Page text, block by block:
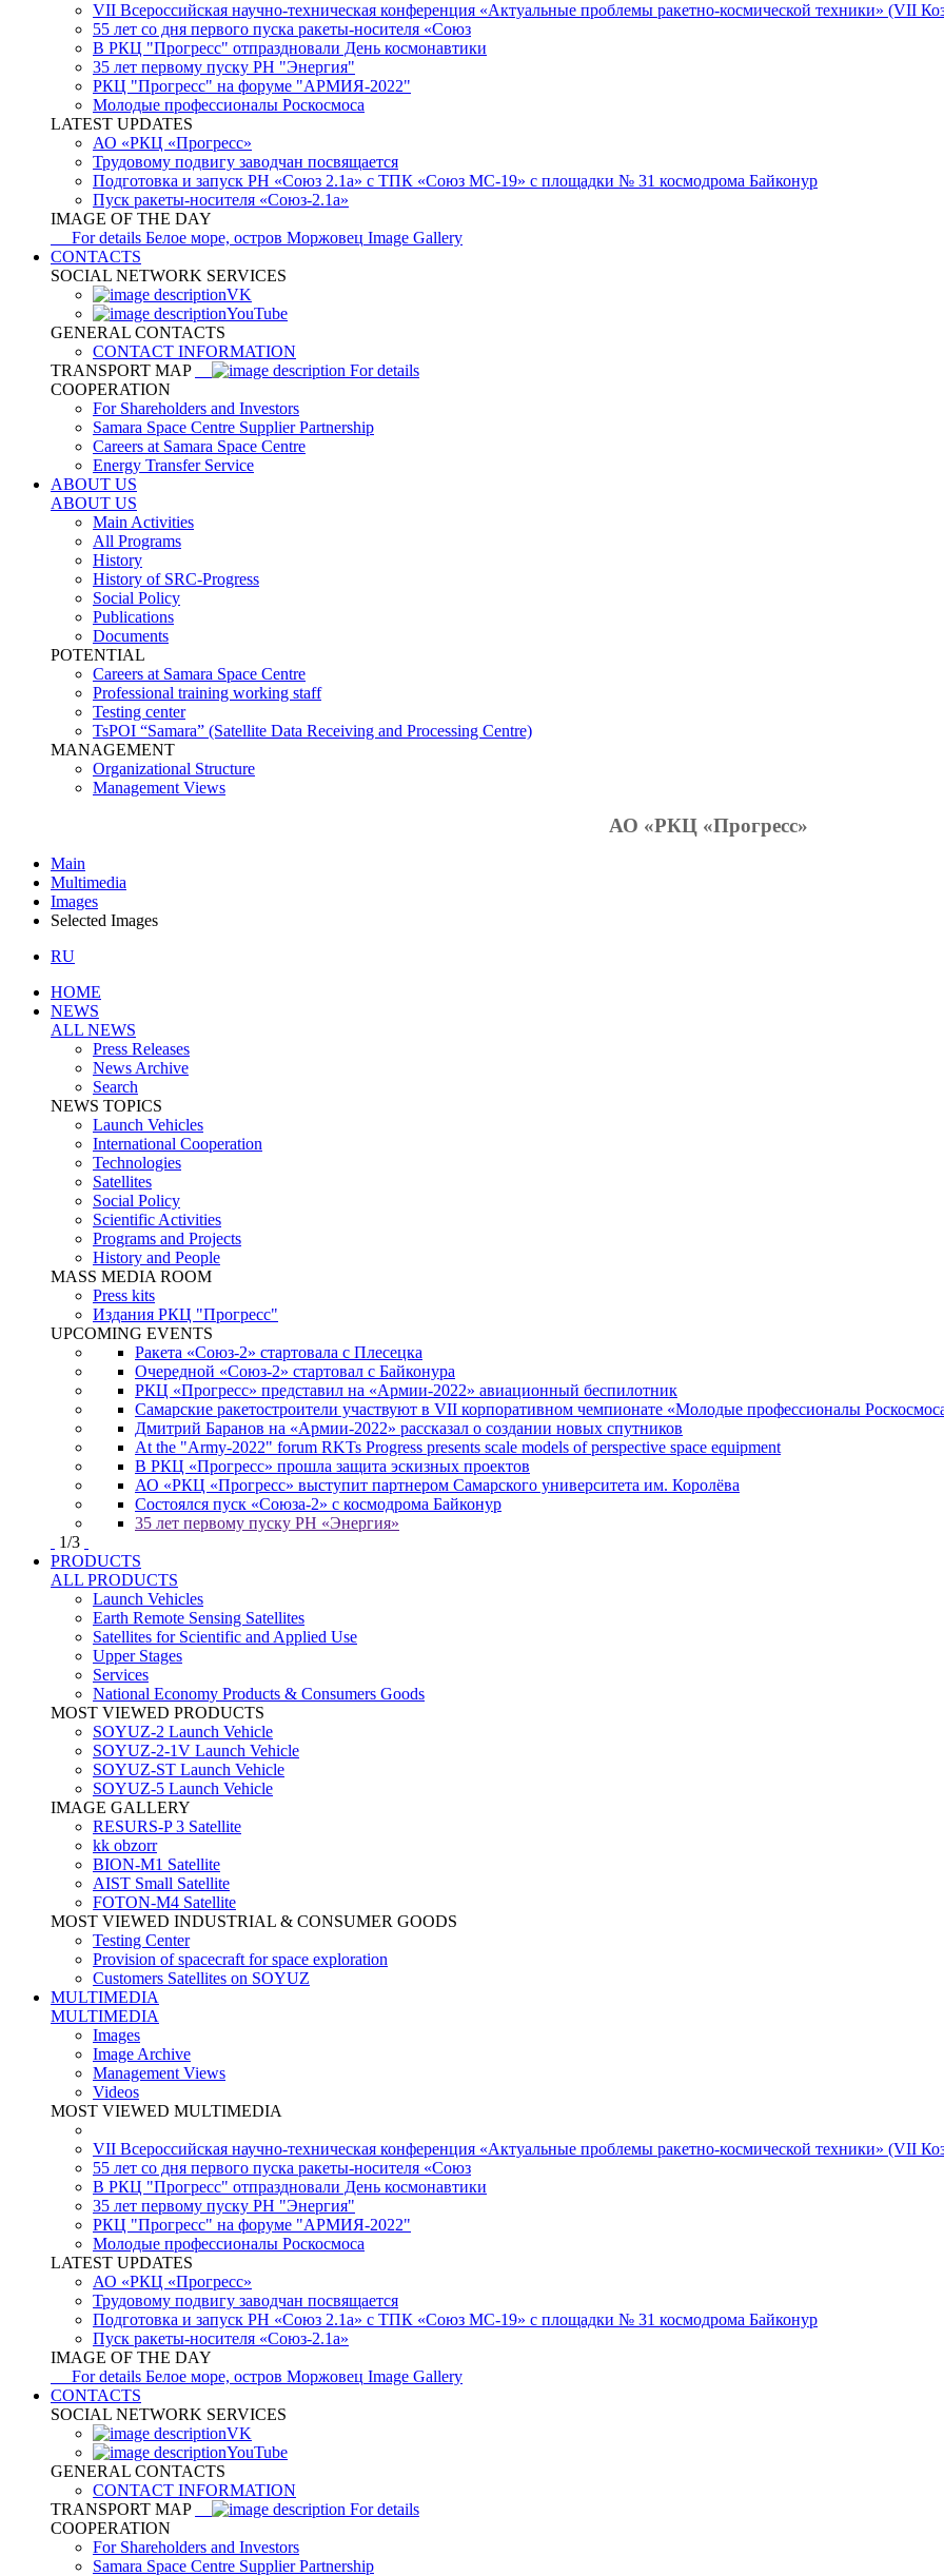
VII Всероссийская научно-техническая конференция «Актуальные проблемы ракетно-космической техники» (VII
55 лет со дня первого пуска ракеты-носителя «Союз
В РКЦ "Прогресс" отпраздновали День космонавтики
35 лет первому пуску РН "Энергия"
РКЦ "Прогресс" на форуме "АРМИЯ-2022"
Молодые профессионалы Роскосмоса
LATEST UPDATES
АО «РКЦ «Прогресс»
Трудовому подвигу заводчан посвящается
Подготовка и запуск РН «Союз 2.1а» с ТПК «Союз МС-19» с площадки № 31 космодрома Байконур
Пуск ракеты-носителя «Союз-2.1а»
IMAGE OF THE DAY
For details Белое море, остров Моржовец Image Gallery
CONTACTS
SOCIAL NETWORK SERVICES
VK
YouTube
GENERAL CONTACTS
CONTACT INFORMATION
TRANSPORT MAP
For details
COOPERATION
For Shareholders and Investors
Samara Space Centre Supplier Partnership
Careers at Samara Space Centre
Energy Transfer Service
ABOUT US
ABOUT US
Main Activities
All Programs
History
History of SRC-Progress
Social Policy
Publications
Documents
POTENTIAL
Careers at Samara Space Centre
Professional training working staff
Testing center
TsPOI “Samara” (Satellite Data Receiving and Processing Centre)
MANAGEMENT
Organizational Structure
Management Views
АО «РКЦ «Прогресс»
Main
Multimedia
Images
Selected Images
RU
HOME
NEWS
ALL NEWS
Press Releases
News Archive
Search
NEWS TOPICS
Launch Vehicles
International Cooperation
Technologies
Satellites
Social Policy
Scientific Activities
Programs and Projects
History and People
MASS MEDIA ROOM
Press kits
Издания РКЦ "Прогресс"
UPCOMING EVENTS
Ракета «Союз-2» стартовала с Плесецка
Очередной «Союз-2» стартовал с Байконура
РКЦ «Прогресс» представил на «Армии-2022» авиационный беспилотник
Самарские ракетостроители участвуют в VII корпоративном чемпионате «Молодые профессионалы
Дмитрий Баранов на «Армии-2022» рассказал о создании новых спутников
At the "Army-2022" forum RKTs Progress presents scale models of perspective space equipment
В РКЦ «Прогресс» прошла защита эскизных проектов
АО «РКЦ «Прогресс» выступит партнером Самарского университета им. Королёва
Состоялся пуск «Союза-2» с космодрома Байконур
35 лет первому пуску РН «Энергия»
1/3
PRODUCTS
ALL PRODUCTS
Launch Vehicles
Earth Remote Sensing Satellites
Satellites for Scientific and Applied Use
Upper Stages
Services
National Economy Products & Consumers Goods
MOST VIEWED PRODUCTS
SOYUZ-2 Launch Vehicle
SOYUZ-2-1V Launch Vehicle
SOYUZ-ST Launch Vehicle
SOYUZ-5 Launch Vehicle
IMAGE GALLERY
RESURS-P 3 Satellite
kk obzorr
BION-M1 Satellite
AIST Small Satellite
FOTON-M4 Satellite
MOST VIEWED INDUSTRIAL & CONSUMER GOODS
Testing Center
Provision of spacecraft for space exploration
Customers Satellites on SOYUZ
MULTIMEDIA
MULTIMEDIA
Images
Image Archive
Management Views
Videos
MOST VIEWED MULTIMEDIA
VII Всероссийская научно-техническая конференция «Актуальные проблемы ракетно-космической техники» (VII
55 лет со дня первого пуска ракеты-носителя «Союз
В РКЦ "Прогресс" отпраздновали День космонавтики
35 лет первому пуску РН "Энергия"
РКЦ "Прогресс" на форуме "АРМИЯ-2022"
Молодые профессионалы Роскосмоса
LATEST UPDATES
АО «РКЦ «Прогресс»
Трудовому подвигу заводчан посвящается
Подготовка и запуск РН «Союз 2.1а» с ТПК «Союз МС-19» с площадки № 31 космодрома Байконур
Пуск ракеты-носителя «Союз-2.1а»
IMAGE OF THE DAY
For details Белое море, остров Моржовец Image Gallery
CONTACTS
SOCIAL NETWORK SERVICES
VK
YouTube
GENERAL CONTACTS
CONTACT INFORMATION
TRANSPORT MAP
For details
COOPERATION
For Shareholders and Investors
Samara Space Centre Supplier Partnership